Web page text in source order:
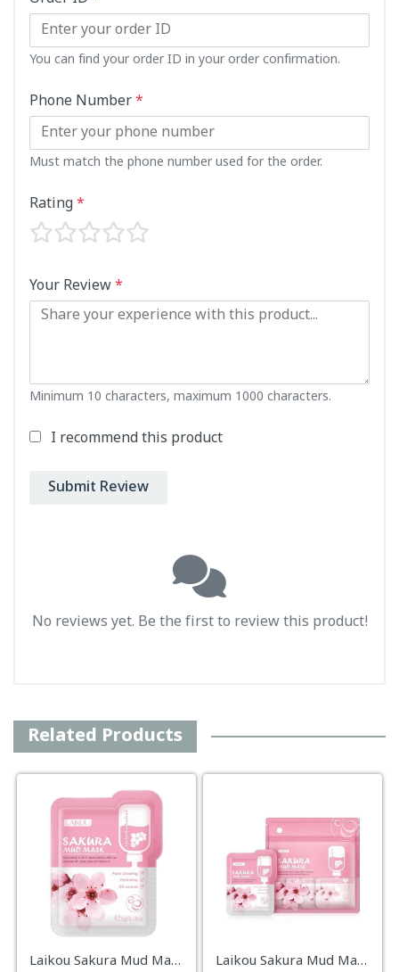
You can find your order ID in your order confirmation.
Phone Number*
Must match the phone number used for the order.
Rating*
Your Review*
Minimum 10 characters, maximum 1000 characters.
I recommend this product
Submit Review
No reviews yet. Be the first to review this product!
Related Products
Laikou Sakura Mud Mask (1 Pcs) Laikou Sakura Mud Mask (12 Pcs)